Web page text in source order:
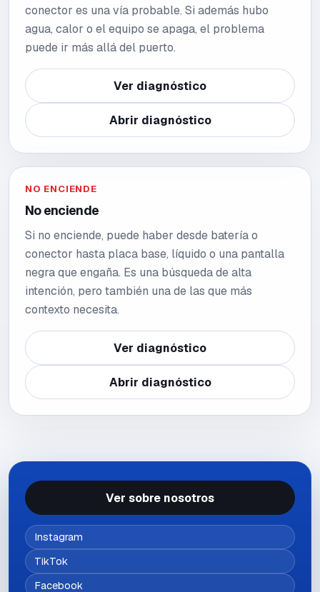
conector es una vía probable. Si además hubo
agua, calor o el equipo se apaga, el problema
puede ir más allá del puerto.
Ver diagnóstico
Abrir diagnóstico
NO ENCIENDE
No enciende
Si no enciende, puede haber desde batería o
conector hasta placa base, líquido o una pantalla
negra que engaña. Es una búsqueda de alta
intención, pero también una de las que más
contexto necesita.
Ver diagnóstico
Abrir diagnóstico
Ver sobre nosotros
Instagram
TikTok
Facebook